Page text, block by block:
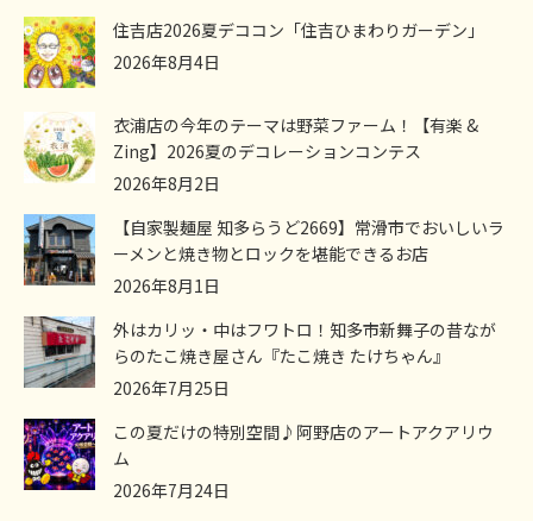
住吉店2026夏デココン「住吉ひまわりガーデン」
2026年8月4日
衣浦店の今年のテーマは野菜ファーム！【有楽 &
Zing】2026夏のデコレーションコンテス
2026年8月2日
【自家製麺屋 知多らうど2669】常滑市でおいしいラ
ーメンと焼き物とロックを堪能できるお店
2026年8月1日
外はカリッ・中はフワトロ！知多市新舞子の昔なが
らのたこ焼き屋さん『たこ焼き たけちゃん』
2026年7月25日
この夏だけの特別空間♪阿野店のアートアクアリウ
ム
2026年7月24日